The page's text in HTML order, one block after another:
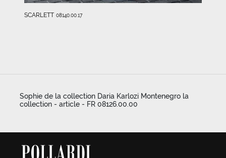
SCARLETT 08140.00.17
Sophie de la collection Daria Karlozi Montenegro la
collection - article - FR 08126.00.00